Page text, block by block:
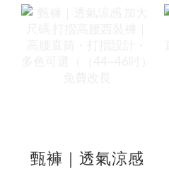
甄褲｜透氣涼感